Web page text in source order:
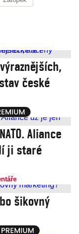
české
Aliance
ji staré
šikovný